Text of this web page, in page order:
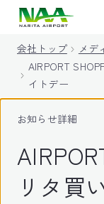
会社トップ メデ
AIRPORT
イトデー
お知らせ詳細
リタ買